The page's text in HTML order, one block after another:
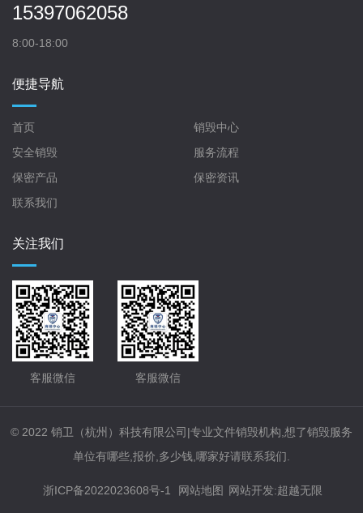
15397062058
8:00-18:00
便捷导航
首页
销毁中心
安全销毁
服务流程
保密产品
保密资讯
联系我们
关注我们
客服微信 客服微信
© 2022 销卫（杭州）科技有限公司|专业文件销毁机构,想了销毁服务
单位有哪些,报价,多少钱,哪家好请联系我们.
浙ICP备2022023608号-1 网站地图 网站开发:超越无限